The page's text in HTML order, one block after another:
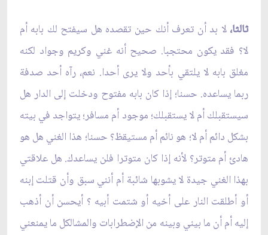
ثالثا،لا بد أن تعرف أنك حين تقصده هل سيفتح لك بابه أم
لا؟ فقد يكون محتجبا. صحيح أنه غني وكريم وجواد لكنه
مغلق بابه لا يلتقي بأحد ولا يرى أحدا. نعم، رآه أحد صدفة
ربما يساعده. حسنا؛ إذا كان بابه مفتوح ودخلت إلى الدار هل
سيستقبلك أم لا يستقبلك؛ موجود أم مسافر؛ يتواجد في بيته
بشكل دائم أم لا؛ هو نائم أم مستيقظ؟ حسنا؛ هذا الغني هل هو
هادئ أم متوتر؟ لأنه إذا كان متوترا فلن يساعدك. هل علاقتي
بهذا الغني جيدة لا يشوبها شائبة أم أنني سبق وأن قتلت إبنه
أو أطلقت النار على أخيه أو شتمت أبيه ؟ أيحسن أن أذهب
إليه أم أن ما بيني وبينه من الإضطرابات والمشالكل ما يمنعني